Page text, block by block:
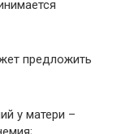
предложить
у матери –